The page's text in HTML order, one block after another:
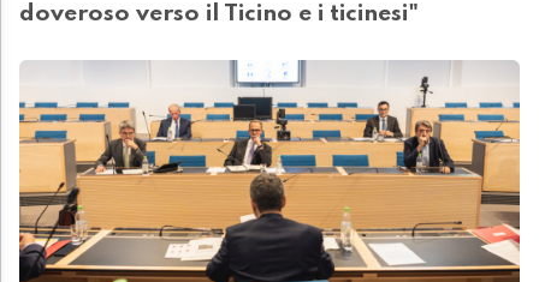
doveroso verso il Ticino e i ticinesi"